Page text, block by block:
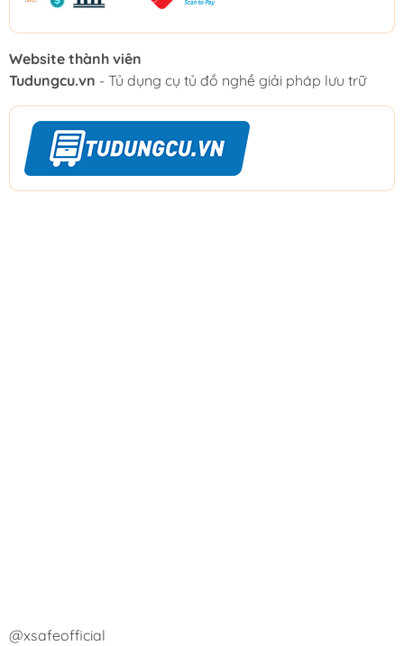
Website thành viên
Tudungcu.vn - Tủ dụng cụ tủ đồ nghề giải pháp lưu trữ
@xsafeofficial